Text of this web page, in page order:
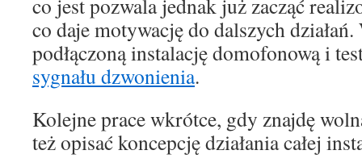
co daje motywację do dalszych
podłączoną instalację domofonową i
sygnału dzwonienia.
Kolejne prace wkrótce, gdy znajdę
też opisać koncepcję działania całej